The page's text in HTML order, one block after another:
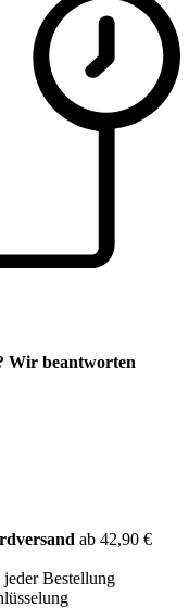
Wir beantworten
ab 42,90 €
jeder Bestellung